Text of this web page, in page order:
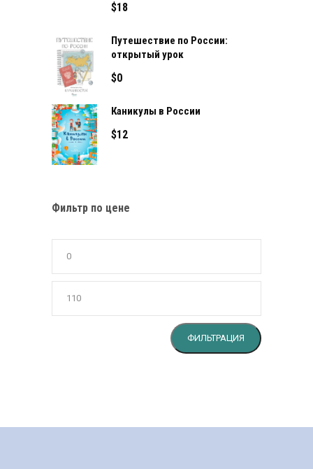
$18
Путешествие по России:
открытый урок
$0
Каникулы в России
$12
Фильтр по цене
ФИЛЬТРАЦИЯ